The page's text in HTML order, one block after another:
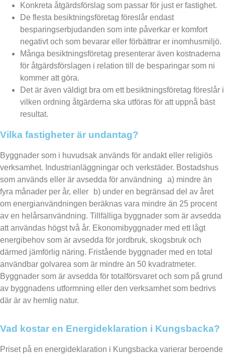
Konkreta åtgärdsförslag som passar för just er fastighet.
De flesta besiktningsföretag föreslår endast
besparingserbjudanden som inte påverkar er komfort
negativt och som bevarar eller förbättrar er inomhusmiljö.
Många besiktningsföretag presenterar även kostnaderna
för åtgärdsförslagen i relation till de besparingar som ni
kommer att göra.
Det är även väldigt bra om ett besiktningsföretag föreslår i
vilken ordning åtgärderna ska utföras för att uppnå bäst
resultat.
Vilka fastigheter är undantag?
Byggnader som i huvudsak används för andakt eller religiös
verksamhet. Industrianläggningar och verkstäder. Bostadshus
som används eller är avsedda för användning a) mindre än
fyra månader per år, eller b) under en begränsad del av året
om energianvändningen beräknas vara mindre än 25 procent
av en helårsanvändning. Tillfälliga byggnader som är avsedda
att användas högst två år. Ekonomibyggnader med ett lågt
energibehov som är avsedda för jordbruk, skogsbruk och
därmed jämförlig näring. Fristående byggnader med en total
användbar golvarea som är mindre än 50 kvadratmeter.
Byggnader som är avsedda för totalförsvaret och som på grund
av byggnadens utformning eller den verksamhet som bedrivs
där är av hemlig natur.
Vad kostar en Energideklaration i Kungsbacka?
Priset på en energideklaration i Kungsbacka varierar beroende